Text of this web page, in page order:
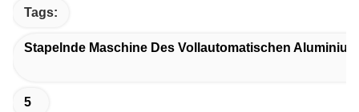
Tags:
Stapelnde Maschine Des Vollautomatischen
5